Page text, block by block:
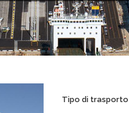
Tipo di trasporto